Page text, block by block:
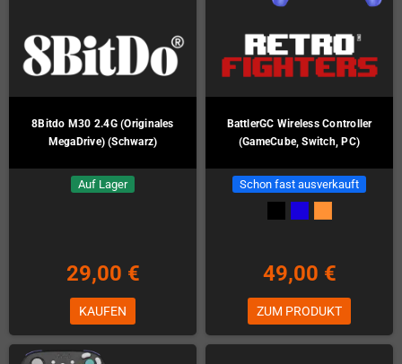
8Bitdo M30 2.4G (Originales
MegaDrive) (Schwarz)
Auf Lager
29,00 €
KAUFEN
BattlerGC Wireless Controller
(GameCube, Switch, PC)
Schon fast ausverkauft
49,00 €
ZUM PRODUKT